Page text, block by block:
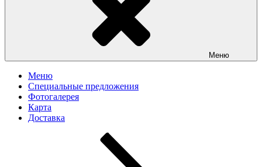
Меню
Меню
Специальные предложения
Фотогалерея
Карта
Доставка